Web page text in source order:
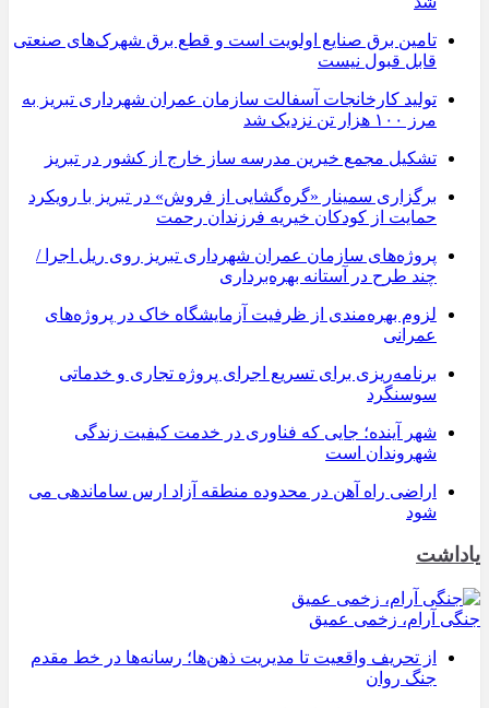
تامین برق صنایع اولویت است و قطع برق شهرک‌های صنعتی
قابل قبول نیست
تولید کارخانجات آسفالت سازمان عمران شهرداری تبریز به
مرز ۱۰۰ هزار تن نزدیک شد
تشکیل مجمع خیرین مدرسه ‌ساز خارج از کشور در تبریز
برگزاری سمینار «گره‌گشایی از فروش» در تبریز با رویکرد
حمایت از کودکان خیریه فرزندان رحمت
پروژه‌های سازمان عمران شهرداری تبریز روی ریل اجرا /
چند طرح در آستانه بهره‌برداری
لزوم بهره‌مندی از ظرفیت آزمایشگاه خاک در پروژه‌های
عمرانی
برنامه‌ریزی برای تسریع اجرای پروژه تجاری و خدماتی
سوسنگرد
شهر آینده؛ جایی که فناوری در خدمت کیفیت زندگی
شهروندان است
اراضی راه آهن در محدوده منطقه آزاد ارس ساماندهی می
شود
یاداشت
جنگی آرام، زخمی عمیق
از تحریف واقعیت تا مدیریت ذهن‌ها؛ رسانه‌ها در خط مقدم
جنگ روان